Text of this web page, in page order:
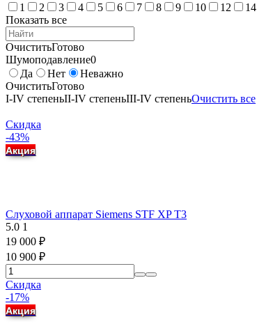
1
2 3 4 5 6 7 8 9 10 12 14
Показать все
ОчиститьГотово
Шумоподавление0
Да
Нет
Неважно
ОчиститьГотово
I-IV степеньII-IV степеньIII-IV степеньОчистить все
Скидка
-43%
Акция
Слуховой аппарат Siemens STF XP T3
5.0 1
19 000 ₽
10 900 ₽
Скидка
-17%
Акция